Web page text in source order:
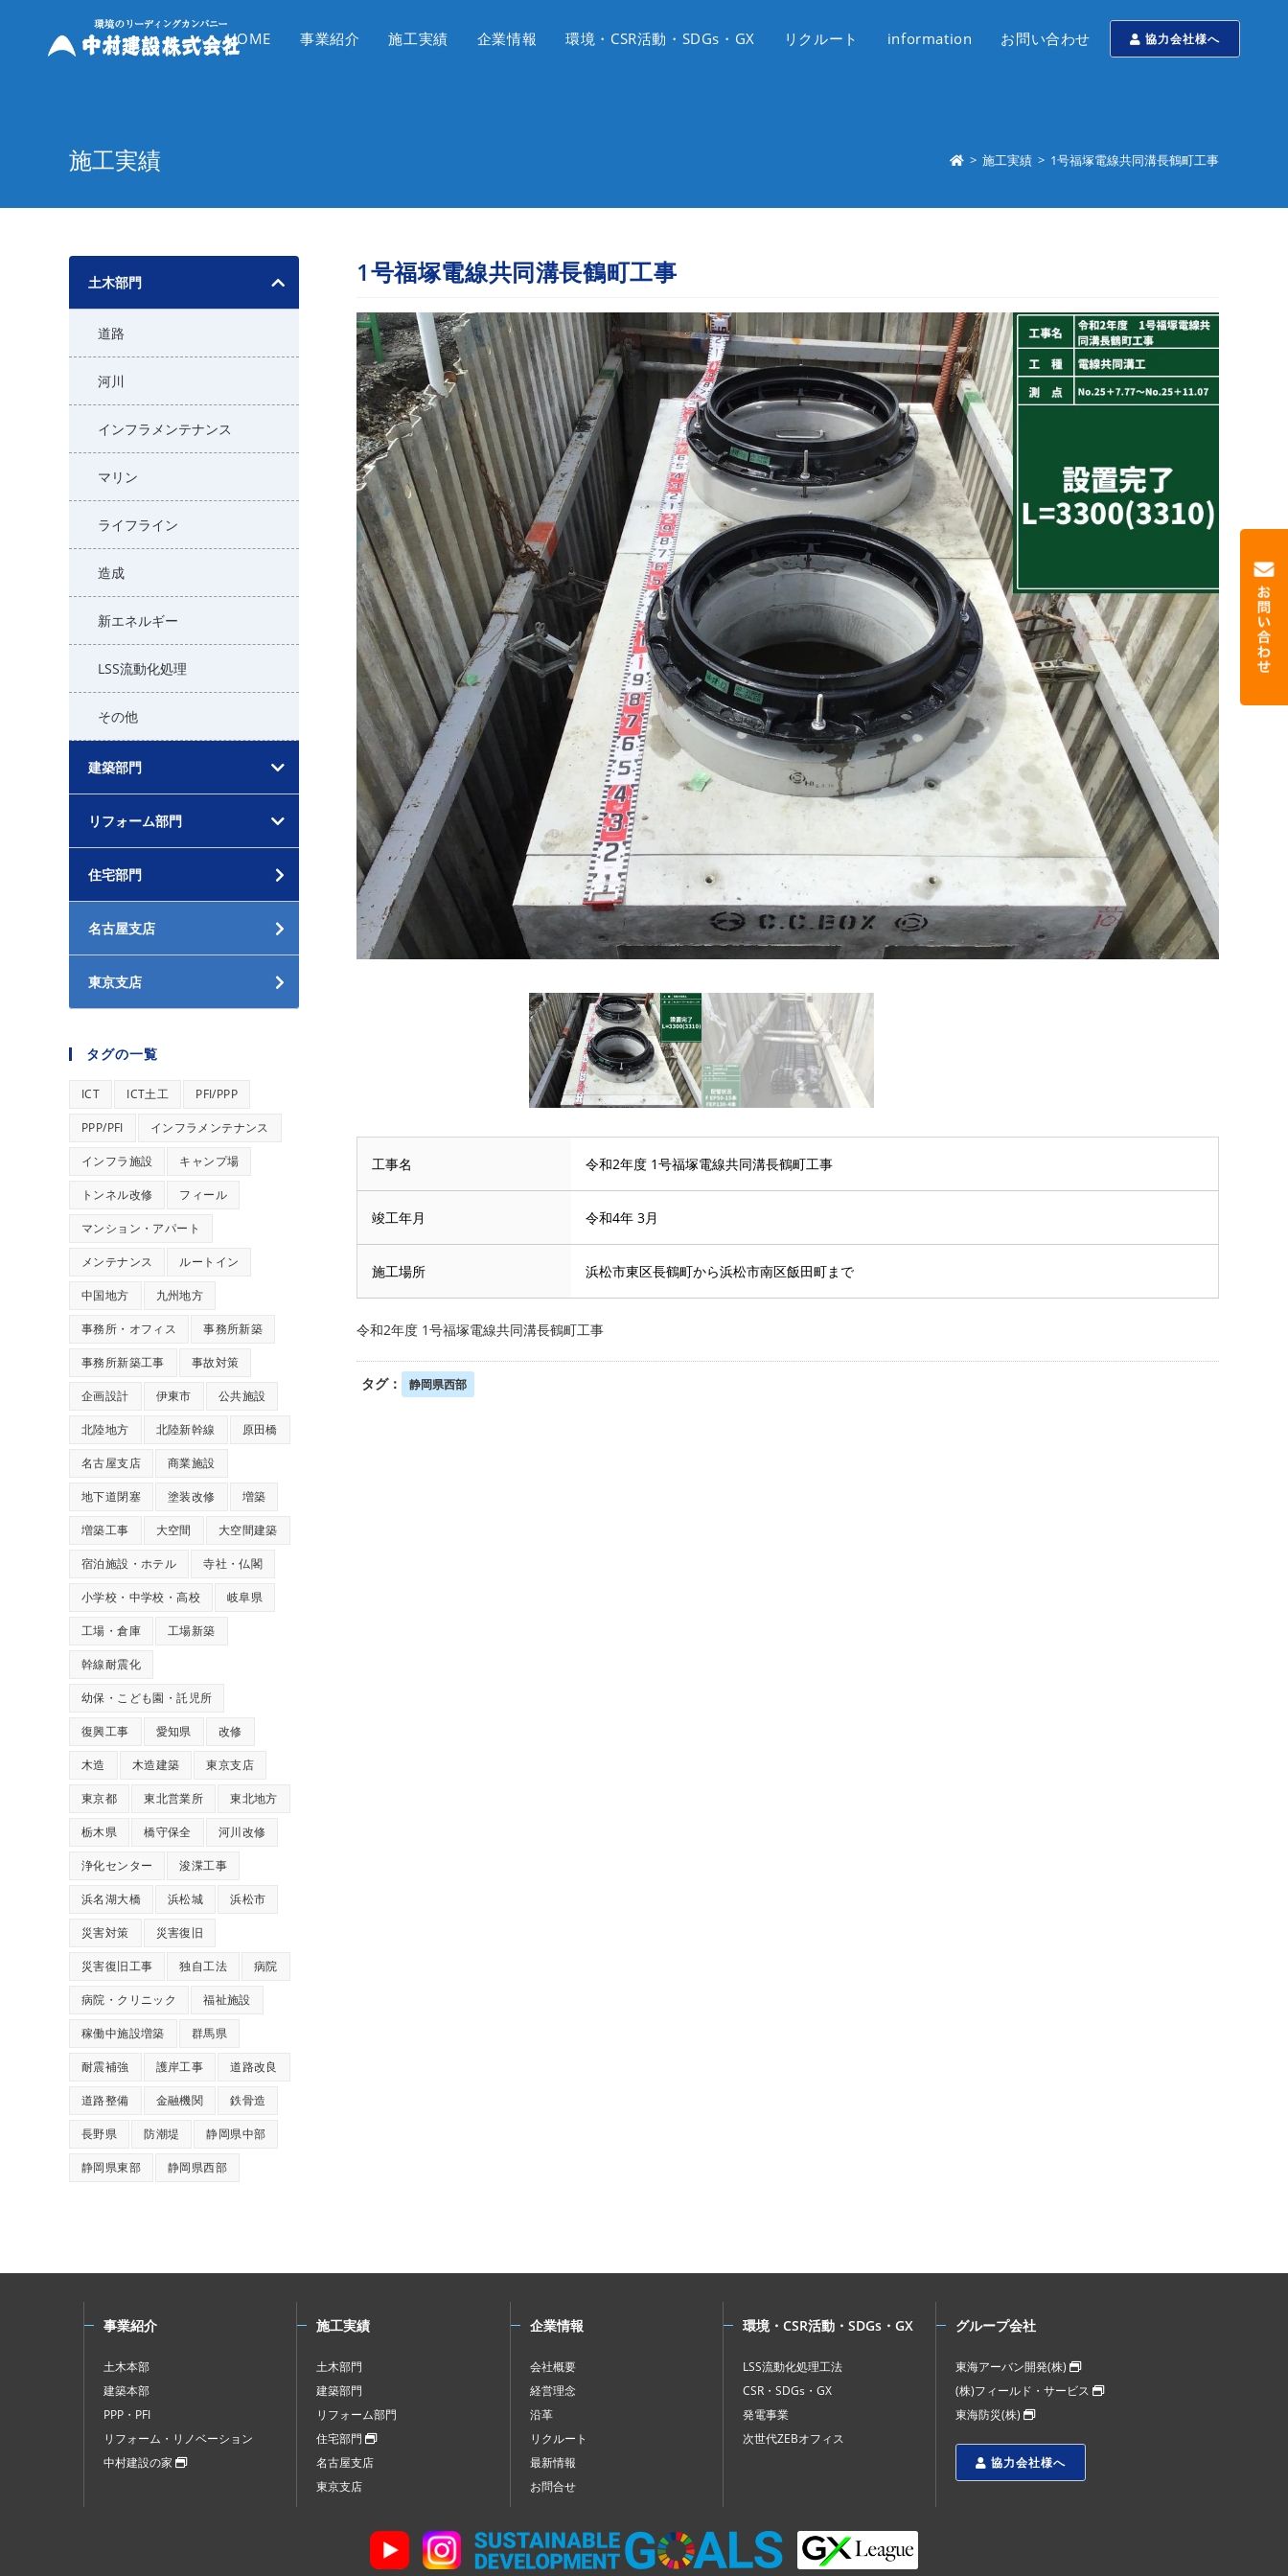
協力会社様へ
HOME 事業紹介 施工実績 企業情報 環境・CSR活動・SDGs・GX リクルート information お問い合わせ
施工実績 > 施工実績 > 1号福塚電線共同溝長鶴町工事
1号福塚電線共同溝長鶴町工事
工事名 令和2年度 1号福塚電線共同溝長鶴町工事
竣工年月 令和4年 3月
施工場所 浜松市東区長鶴町から浜松市南区飯田町まで
令和2年度 1号福塚電線共同溝長鶴町工事
タグ： 静岡県西部
土木部門
道路
河川
インフラメンテナンス
マリン
ライフライン
造成
新エネルギー
LSS流動化処理
その他
建築部門
リフォーム部門
住宅部門
名古屋支店
東京支店
タグの一覧
ICT ICT土工 PFI/PPP
PPP/PFI インフラメンテナンス
インフラ施設 キャンプ場
トンネル改修 フィール
マンション・アパート
メンテナンス ルートイン
中国地方 九州地方
事務所・オフィス 事務所新築
事務所新築工事 事故対策
企画設計 伊東市 公共施設
北陸地方 北陸新幹線 原田橋
名古屋支店 商業施設
地下道閉塞 塗装改修 増築
増築工事 大空間 大空間建築
宿泊施設・ホテル 寺社・仏閣
小学校・中学校・高校 岐阜県
工場・倉庫 工場新築
幹線耐震化
幼保・こども園・託児所
復興工事 愛知県 改修
木造 木造建築 東京支店
東京都 東北営業所 東北地方
栃木県 橋守保全 河川改修
浄化センター 浚渫工事
浜名湖大橋 浜松城 浜松市
災害対策 災害復旧
災害復旧工事 独自工法 病院
病院・クリニック 福祉施設
稼働中施設増築 群馬県
耐震補強 護岸工事 道路改良
道路整備 金融機関 鉄骨造
長野県 防潮堤 静岡県中部
静岡県東部 静岡県西部
事業紹介
土木本部
建築本部
PPP・PFI
リフォーム・リノベーション
中村建設の家
施工実績
土木部門
建築部門
リフォーム部門
住宅部門
名古屋支店
東京支店
企業情報
会社概要
経営理念
沿革
リクルート
最新情報
お問合せ
環境・CSR活動・SDGs・GX
LSS流動化処理工法
CSR・SDGs・GX
発電事業
次世代ZEBオフィス
グループ会社
東海アーバン開発(株)
(株)フィールド・サービス
東海防災(株)
協力会社様へ